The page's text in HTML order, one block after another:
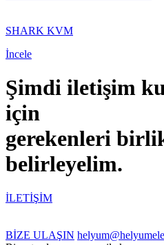
SHARK KVM
İncele
Şimdi iletişim
için
gerekenleri
belirleyelim.
İLETİŞİM
BİZE ULAŞIN